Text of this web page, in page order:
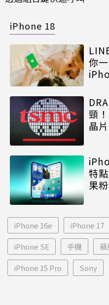
iPhone 18
你
頸
晶
特
果
iPhone 16e iPhone 17
iPhone SE 手機 蘋
iPhone 15 Pro Sony